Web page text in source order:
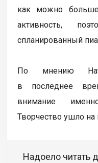
как можно больше
активность,
спланированный
По мнению
в последнее
внимание
Творчество ушло на
Надоело читать